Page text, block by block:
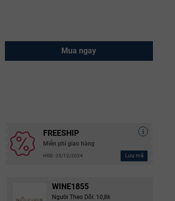
Mua ngay
FREESHIP
Miễn phí giao hàng
HSD: 25/12/2024 Lưu mã
WINE1855
Người Theo Dõi: 10,8k